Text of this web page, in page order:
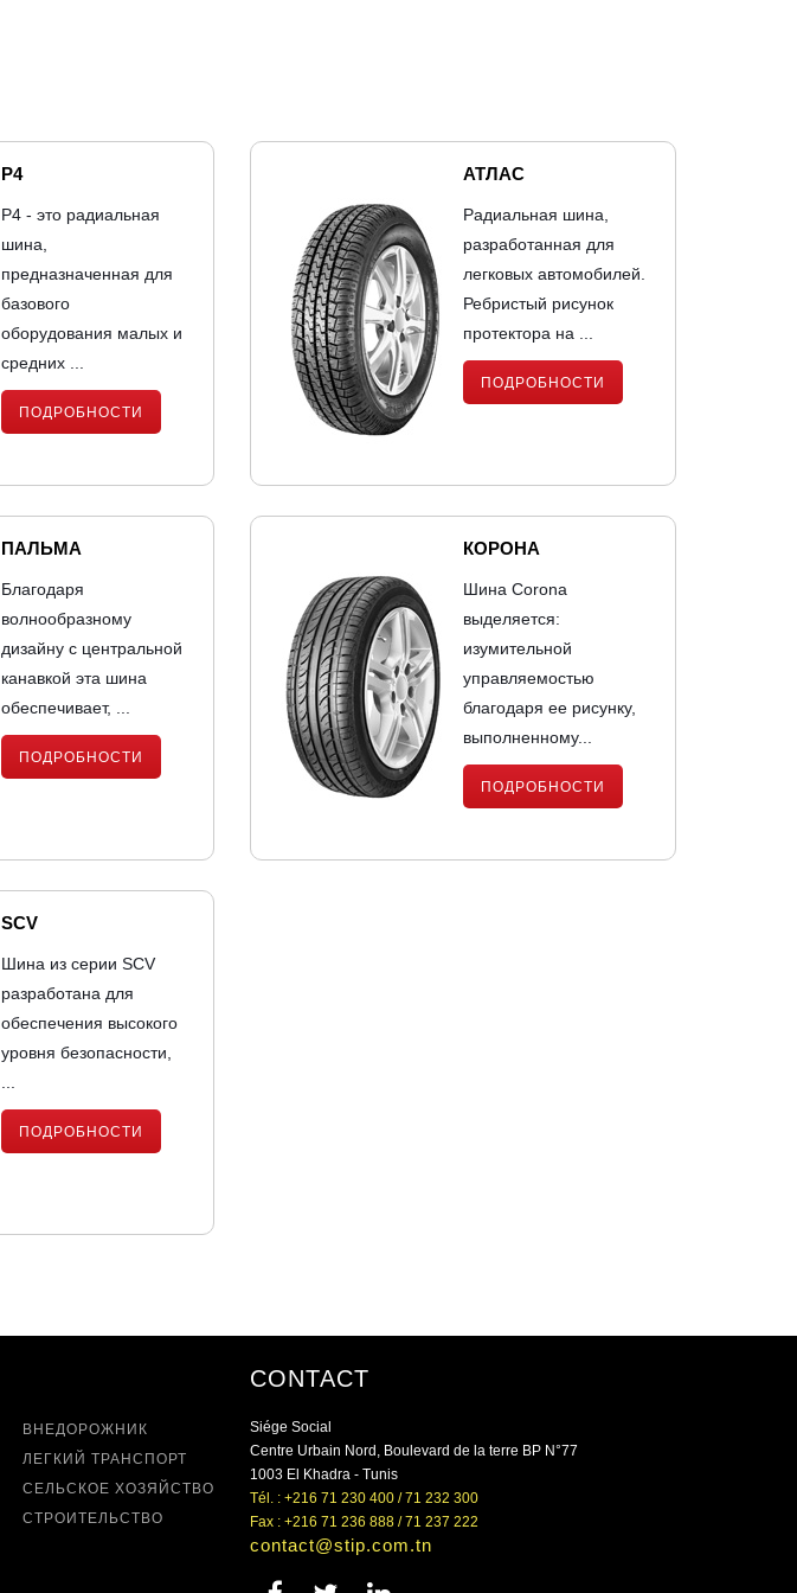
P4
P4 - это радиальная
шина,
предназначенная для
базового
оборудования малых и
средних ...
ПОДРОБНОСТИ
АТЛАС
Радиальная шина,
разработанная для
легковых автомобилей.
Ребристый рисунок
протектора на ...
ПОДРОБНОСТИ
ПАЛЬМА
Благодаря
волнообразному
дизайну с центральной
канавкой эта шина
обеспечивает, ...
ПОДРОБНОСТИ
КОРОНА
Шина Corona
выделяется:
изумительной
управляемостью
благодаря ее рисунку,
выполненному...
ПОДРОБНОСТИ
SCV
Шина из серии SCV
разработана для
обеспечения высокого
уровня безопасности,
...
ПОДРОБНОСТИ
ВНЕДОРОЖНИК
ЛЕГКИЙ ТРАНСПОРТ
СЕЛЬСКОЕ ХОЗЯЙСТВО
СТРОИТЕЛЬСТВО
CONTACT
Siége Social
Centre Urbain Nord, Boulevard de la terre BP N°77
1003 El Khadra - Tunis
Tél. : +216 71 230 400 / 71 232 300
Fax : +216 71 236 888 / 71 237 222
contact@stip.com.tn